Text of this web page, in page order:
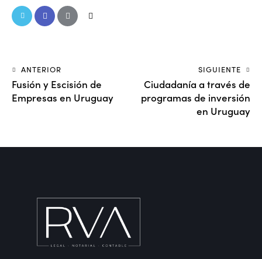
ANTERIOR
Fusión y Escisión de
Empresas en Uruguay
SIGUIENTE
Ciudadanía a través de
programas de inversión
en Uruguay